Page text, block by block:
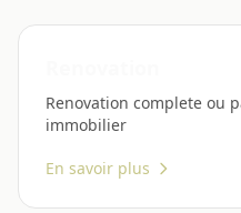
Renovation complete ou
immobilier
En savoir plus